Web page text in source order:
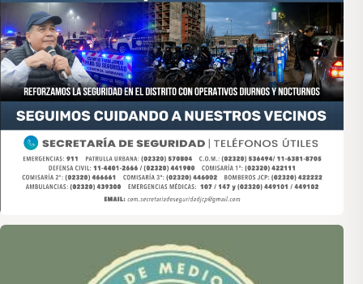
Asociación de Medios Vecinales